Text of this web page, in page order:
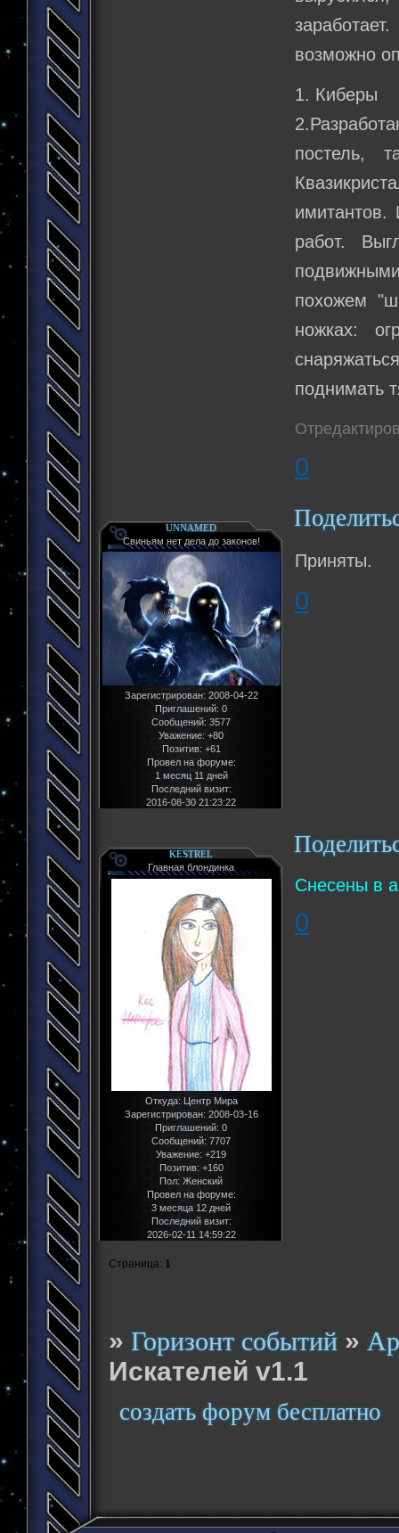
возможно
1. Киберы
постель,
работ.
похожем
ножках:
поднимать
0
UNNAMED
Свиньям нет дела до законов!
Зарегистрирован: 2008-04-22
Приглашений: 0
Сообщений: 3577
Уважение: +80
Позитив: +61
Провел на форуме:
1 месяц 11 дней
Последний визит:
2016-08-30 21:23:22
Приняты.
0
KESTREL
Главная блондинка
Откуда: Центр Мира
Зарегистрирован: 2008-03-16
Приглашений: 0
Сообщений: 7707
Уважение: +219
Позитив: +160
Пол:Женский
Провел на форуме:
3 месяца 12 дней
Последний визит:
2026-02-11 14:59:22
Снесены в
0
Страница: 1
»Горизонт событий »
Искателей v1.1
создать форум бесплатно